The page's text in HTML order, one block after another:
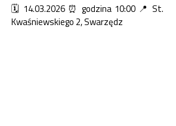
🗓️ 14.03.2026 ⏰ godzina 10:00 📍 St.
Kwaśniewskiego 2, Swarzędz